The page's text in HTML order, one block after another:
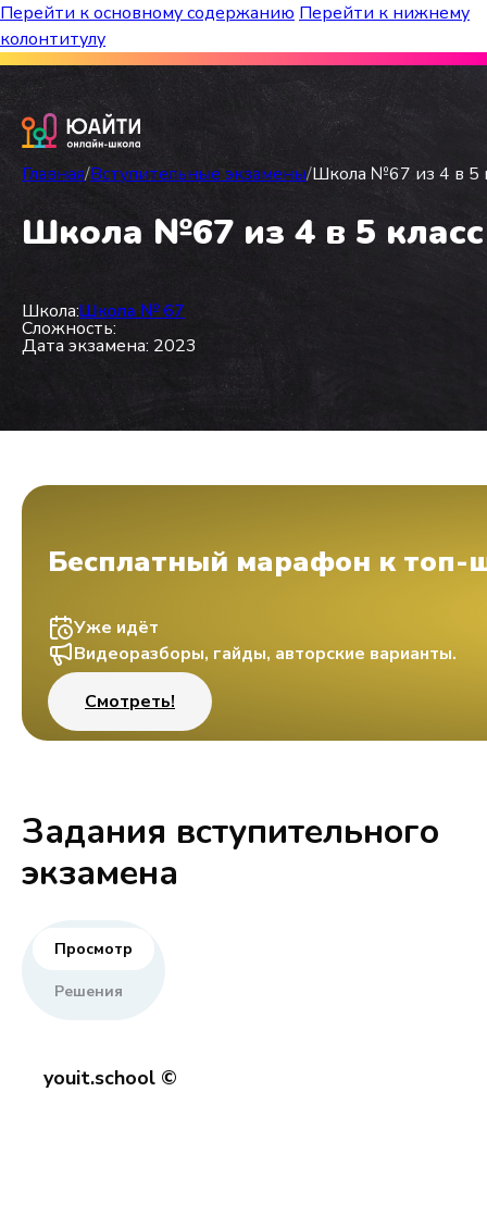
Перейти к основному содержанию Перейти к нижнему
колонтитулу
Бесплатный марафон к топ-школам!
Главная/Вступительные экзамены/Школа №67 из 4 в 5
Школа №67 из 4 в 5
Школа:Школа № 67
Сложность:
Дата экзамена: 2023
Бесплатный марафон к топ-
Уже идёт
Видеоразборы, гайды, авторские варианты.
Смотреть!
Задания вступительного
экзамена
Просмотр
Решения
youit.school ©